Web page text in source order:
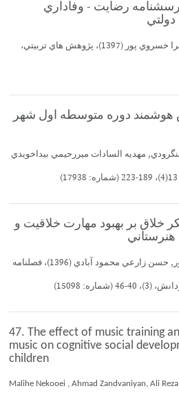
پرسشنامه رضايت - وفاداري
دولتي
احمد زندوانيان, مهدي رحيمي, زهرا خسروي پور (1397)، پژوهش هاي تربيتي،
هوشمند دوره متوسطه اول شهر
مهديه السادات ميررحيمي بيداخويدي
خلاق بر بهبود مهارت خلاقيت و
احمد زندوانيان, طاهره ابراهيم پور, حسن زارعي محمود آبادي (1396)، فصلنامه
15098)
47. The effect of music training
music on cognitive social
children
Malihe Nekooei , Ahmad Zandvaniyan, Ali